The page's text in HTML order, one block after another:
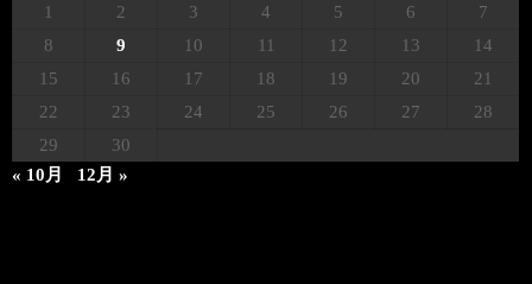
1
2 3 4 5 6
7
8
9 10 11 12 13
14
15
16 17 18 19 20
21
22
23 24 25 26 27
28
29
30
« 10月
12月 »